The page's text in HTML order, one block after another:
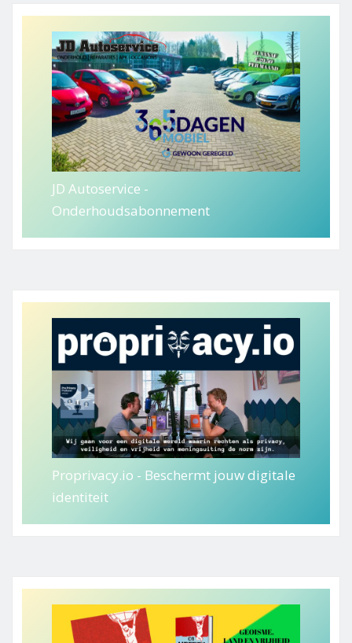
JD Autoservice -
Onderhoudsabonnement
Proprivacy.io - Beschermt jouw digitale
identiteit